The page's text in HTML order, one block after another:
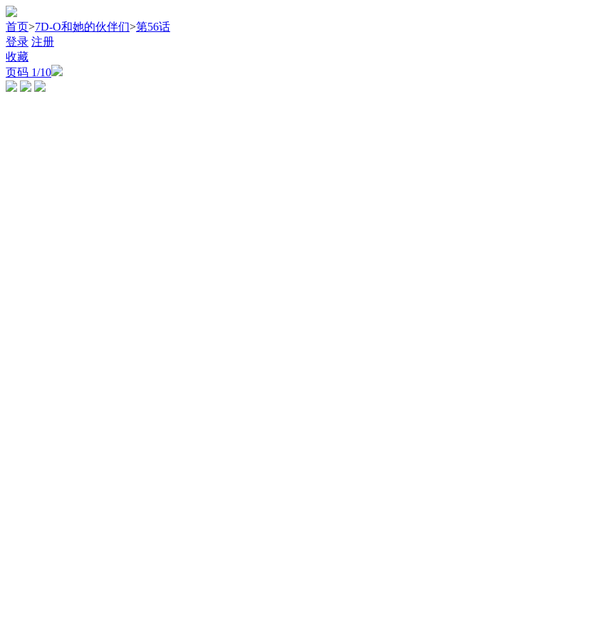
首页>7D-O和她的伙伴们>第56话
登录 注册
收藏
页码 1/10